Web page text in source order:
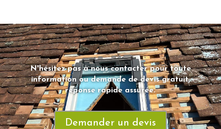
N'hésitez pas à nous contacter pour toute
information ou demande de devis gratuit,
réponse rapide assurée.
Demander un devis